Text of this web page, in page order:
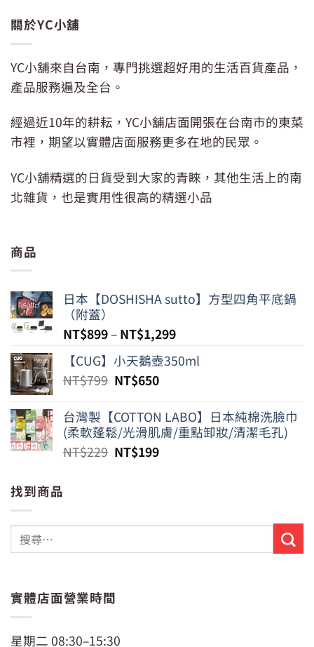
關於YC小舖
YC小舖來自台南，專門挑選超好用的生活百貨產品，
產品服務遍及全台。
經過近10年的耕耘，YC小舖店面開張在台南市的東菜
市裡，期望以實體店面服務更多在地的民眾。
YC小舖精選的日貨受到大家的青睞，其他生活上的南
北雜貨，也是實用性很高的精選小品
商品
日本【DOSHISHA sutto】方型四角平底鍋
（附蓋）
NT$899– NT$1,299
【CUG】小天鵝壺350ml
NT$799 原
價
格：
NT$799。
NT$650目
價
格：
NT$650。
台灣製【COTTON LABO】日本純棉洗臉巾
(柔軟蓬鬆/光滑肌膚/重點卸妝/清潔毛孔)
NT$229 原
NT$199目
找到商品
實體店面營業時間
星期二 08:30–15:30